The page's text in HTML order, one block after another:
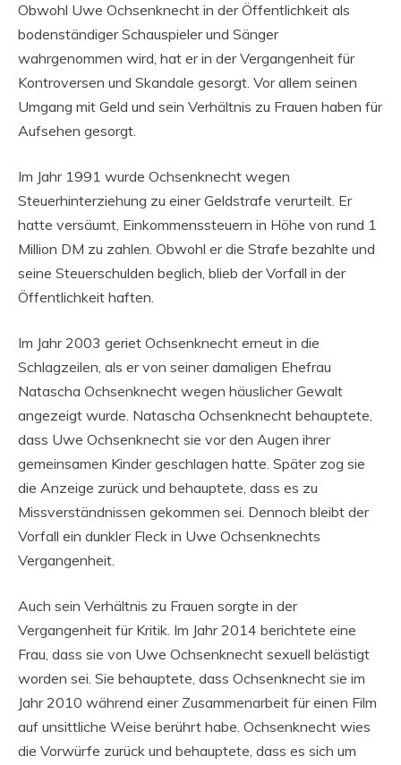
Obwohl Uwe Ochsenknecht in der Öffentlichkeit als
bodenständiger Schauspieler und Sänger
wahrgenommen wird, hat er in der Vergangenheit für
Kontroversen und Skandale gesorgt. Vor allem seinen
Umgang mit Geld und sein Verhältnis zu Frauen haben für
Aufsehen gesorgt.
Im Jahr 1991 wurde Ochsenknecht wegen
Steuerhinterziehung zu einer Geldstrafe verurteilt. Er
hatte versäumt, Einkommenssteuern in Höhe von rund 1
Million DM zu zahlen. Obwohl er die Strafe bezahlte und
seine Steuerschulden beglich, blieb der Vorfall in der
Öffentlichkeit haften.
Im Jahr 2003 geriet Ochsenknecht erneut in die
Schlagzeilen, als er von seiner damaligen Ehefrau
Natascha Ochsenknecht wegen häuslicher Gewalt
angezeigt wurde. Natascha Ochsenknecht behauptete,
dass Uwe Ochsenknecht sie vor den Augen ihrer
gemeinsamen Kinder geschlagen hatte. Später zog sie
die Anzeige zurück und behauptete, dass es zu
Missverständnissen gekommen sei. Dennoch bleibt der
Vorfall ein dunkler Fleck in Uwe Ochsenknechts
Vergangenheit.
Auch sein Verhältnis zu Frauen sorgte in der
Vergangenheit für Kritik. Im Jahr 2014 berichtete eine
Frau, dass sie von Uwe Ochsenknecht sexuell belästigt
worden sei. Sie behauptete, dass Ochsenknecht sie im
Jahr 2010 während einer Zusammenarbeit für einen Film
auf unsittliche Weise berührt habe. Ochsenknecht wies
die Vorwürfe zurück und behauptete, dass es sich um